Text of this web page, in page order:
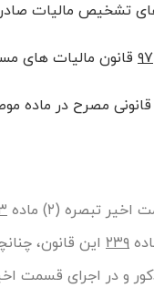
تشخیص مالیات
۹۷ قانون مالیات های
مهلت قانونی مصرح در
۲۳۹ این قانون،
و در اجرای قسمت